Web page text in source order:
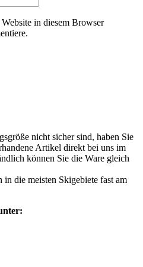
in diesem Browser
nicht sicher sind, haben Sie
Artikel direkt bei uns im
können Sie die Ware gleich
die meisten Skigebiete fast am